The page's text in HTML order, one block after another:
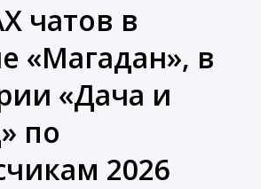
чатов в
«Магадан», в
«Дача и
по
2026